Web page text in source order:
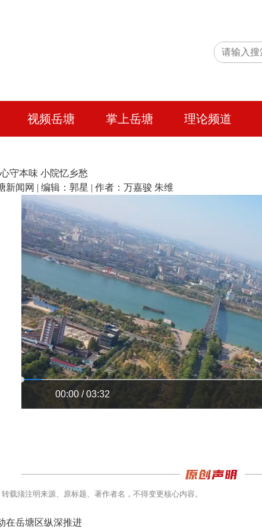
视频岳塘 掌上岳塘 理论频道
守本味 小院忆乡愁
新闻网 | 编辑：郭星 | 作者：万嘉骏 朱维
00:00 / 03:32
载须注明来源、原标题、著作者名，不得变更核心内容。
在岳塘区纵深推进